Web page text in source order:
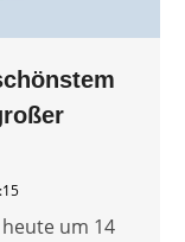
um 14